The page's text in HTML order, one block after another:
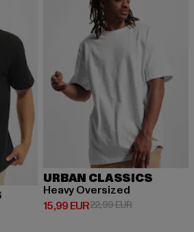
22,99 EUR
URBAN CLASSICS
Heavy Oversized
15,99 EUR
Derzeitiger Preis: 15,99 EUR
22,99 EURAktionspreis: